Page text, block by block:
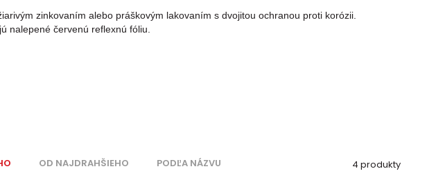
zinkovaním alebo práškovým lakovaním s dvojitou ochranou proti korózii.
nalepené červenú reflexnú fóliu.
OD NAJDRAHŠIEHO PODĽA NÁZVU 4 produkty